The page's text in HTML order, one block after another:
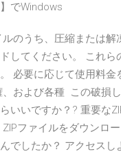
でWindows
ルのうち、圧縮または解
してください。 これら
必要に応じて使用料金
、および各種 この破損
いいですか？? 重要な
ファイルをダウンロ
でしたか？ アクセスし